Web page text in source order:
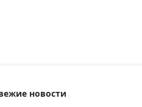
новости